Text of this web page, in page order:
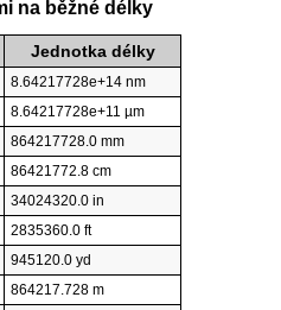
na běžné délky
Jednotka délky
8.64217728e+14 nm
8.64217728e+11 µm
864217728.0 mm
86421772.8 cm
34024320.0 in
2835360.0 ft
945120.0 yd
864217.728 m